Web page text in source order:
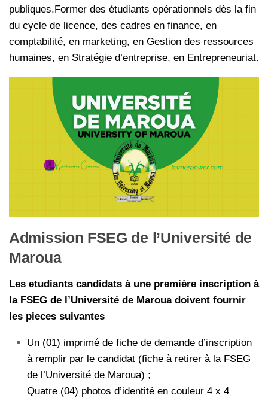
publiques.Former des étudiants opérationnels dès la fin
du cycle de licence, des cadres en finance, en
comptabilité, en marketing, en Gestion des ressources
humaines, en Stratégie d’entreprise, en Entrepreneuriat.
Admission FSEG de l’Université de
Maroua
Les etudiants candidats à une première inscription à
la FSEG de l’Université de Maroua doivent fournir
les pieces suivantes
Un (01) imprimé de fiche de demande d’inscription
à remplir par le candidat (fiche à retirer à la FSEG
de l’Université de Maroua) ;
Quatre (04) photos d’identité en couleur 4 x 4